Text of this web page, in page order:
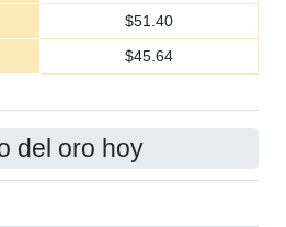
$51.40
$45.64
del oro hoy